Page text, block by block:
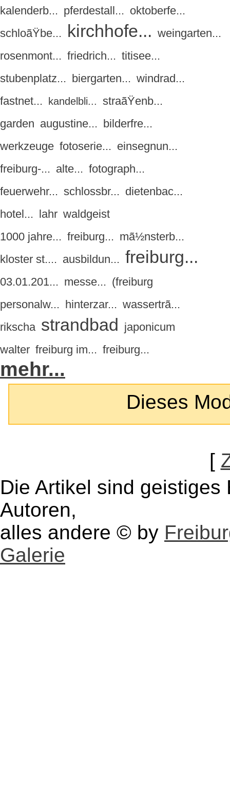
kalenderb... pferdestall... oktoberfe...
schloãŸbe... kirchhofe... weingarten...
rosenmont... friedrich... titisee...
stubenplatz... biergarten... windrad...
fastnet...
kandelbli... straãŸenb...
garden augustine... bilderfre...
werkzeuge fotoserie... einsegnun...
freiburg-... alte... fotograph...
feuerwehr... schlossbr... dietenbac...
hotel... lahr waldgeist
1000 jahre... freiburg... mã½nsterb...
kloster st.... ausbildun... freiburg...
03.01.201... messe... (freiburg
personalw... hinterzar... wassertrã...
rikscha strandbad japonicum
walter freiburg im... freiburg...
mehr...
Dieses
[
Die Artikel sind
Autoren,
alles andere © by
Galerie